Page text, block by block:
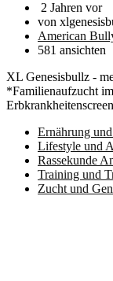
2 Jahren vor
von
American
581 ansichten
XL Genesisbullz -
*Familienaufzucht
Ernährung
Lifestyle und
Rassekunde
Training und
Zucht und